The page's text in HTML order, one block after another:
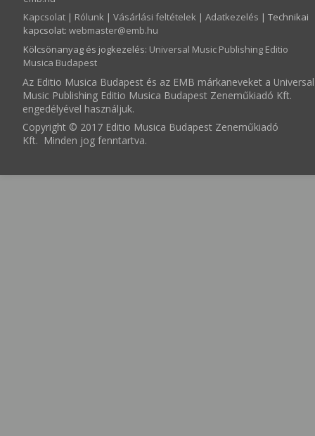
Kapcsolat | Rólunk | Vásárlási feltételek | Adatkezelés | Technikai
kapcsolat: webmaster­@­emb.hu
Kölcsönanyag és jogkezelés: Universal Music Publishing Editio
Musica Budapest
Az Editio Musica Budapest és az EMB márkaneveket a Universal
Music Publishing Editio Musica Budapest Zeneműkiadó Kft.
engedélyével használjuk.
Copyright © 2017 Editio Musica Budapest Zeneműkiadó
Kft. Minden jog fenntartva.